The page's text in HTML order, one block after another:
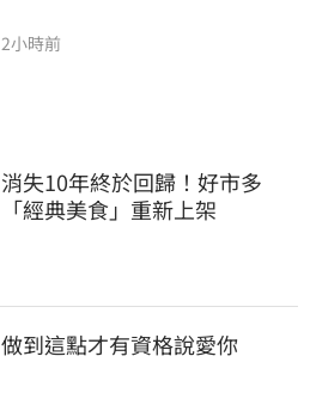
2小時前
消失10年終於回歸！好市多
「經典美食」重新上架
做到這點才有資格說愛你